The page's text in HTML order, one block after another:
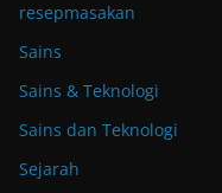
resepmasakan
Sains
Sains & Teknologi
Sains dan Teknologi
Sejarah